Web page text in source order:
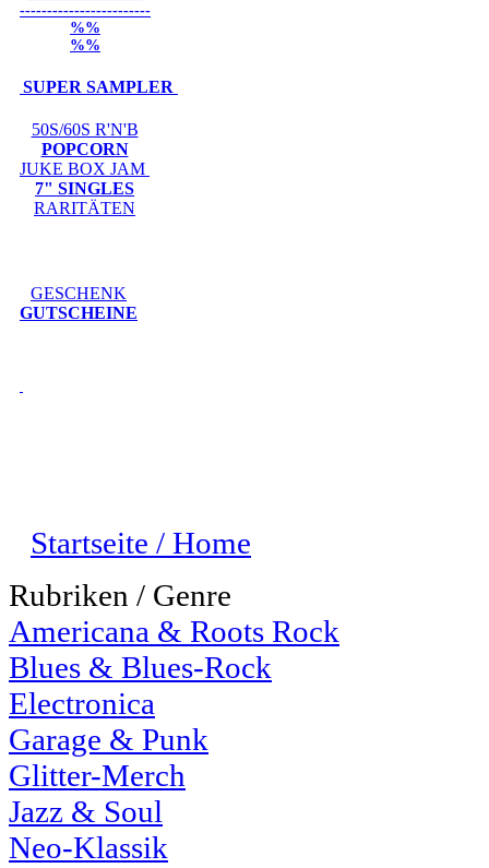
------------------------
%%
%%
SUPER SAMPLER
50S/60S R'N'B
POPCORN
JUKE BOX JAM
7" SINGLES
RARITÄTEN
GESCHENK
GUTSCHEINE
Startseite / Home
Rubriken / Genre
Americana & Roots Rock
Blues & Blues-Rock
Electronica
Garage & Punk
Glitter-Merch
Jazz & Soul
Neo-Klassik